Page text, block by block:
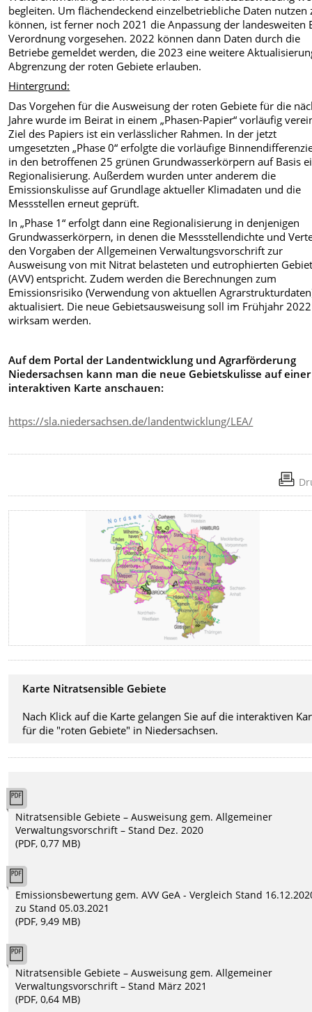
begleiten. Um flächendeckend einzelbetriebliche Daten nutzen
können, ist ferner noch 2021 die Anpassung der landesweiten
Verordnung vorgesehen. 2022 können dann Daten durch die
Betriebe gemeldet werden, die 2023 eine weitere
Abgrenzung der roten Gebiete erlauben.
Hintergrund:
Das Vorgehen für die Ausweisung der roten Gebiete für die
Jahre wurde im Beirat in einem „Phasen-Papier“ vorläufig
Ziel des Papiers ist ein verlässlicher Rahmen. In der jetzt
umgesetzten „Phase 0“ erfolgte die vorläufige
in den betroffenen 25 grünen Grundwasserkörpern auf Basis
Regionalisierung. Außerdem wurden unter anderem die
Emissionskulisse auf Grundlage aktueller Klimadaten und die
Messstellen erneut geprüft.
In „Phase 1“ erfolgt dann eine Regionalisierung in denjenigen
Grundwasserkörpern, in denen die Messstellendichte und
den Vorgaben der Allgemeinen Verwaltungsvorschrift zur
Ausweisung von mit Nitrat belasteten und eutrophierten
(AVV) entspricht. Zudem werden die Berechnungen zum
Emissionsrisiko (Verwendung von aktuellen
aktualisiert. Die neue Gebietsausweisung soll im Frühjahr 2022
wirksam werden.
Auf dem Portal der Landentwicklung und Agrarförderung
Niedersachsen kann man die neue Gebietskulisse auf einer
interaktiven Karte anschauen:
https://sla.niedersachsen.de/landentwicklung/LEA/
Karte Nitratsensible Gebiete
Nach Klick auf die Karte gelangen Sie auf die interaktiven
für die "roten Gebiete" in Niedersachsen.
Nitratsensible Gebiete – Ausweisung gem. Allgemeiner
Verwaltungsvorschrift – Stand Dez. 2020
(PDF, 0,77 MB)
Emissionsbewertung gem. AVV GeA - Vergleich Stand
zu Stand 05.03.2021
(PDF, 9,49 MB)
Nitratsensible Gebiete – Ausweisung gem. Allgemeiner
Verwaltungsvorschrift – Stand März 2021
(PDF, 0,64 MB)